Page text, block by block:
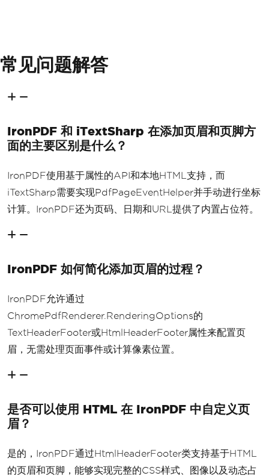
常见问题解答
IronPDF 和 iTextSharp 在添加页眉和页脚方
面的主要区别是什么？
IronPDF使用基于属性的API和本地HTML支持，而
iTextSharp需要实现PdfPageEventHelper并手动进行坐标
计算。IronPDF还为页码、日期和URL提供了内置占位符。
IronPDF 如何简化添加页眉的过程？
IronPDF允许通过
ChromePdfRenderer.RenderingOptions的
TextHeaderFooter或HtmlHeaderFooter属性来配置页
眉，无需处理页面事件或计算像素位置。
是否可以使用 HTML 在 IronPDF 中自定义页
眉？
是的，IronPDF通过HtmlHeaderFooter类支持基于HTML
的页眉和页脚，能够实现完整的CSS样式、图像以及动态占